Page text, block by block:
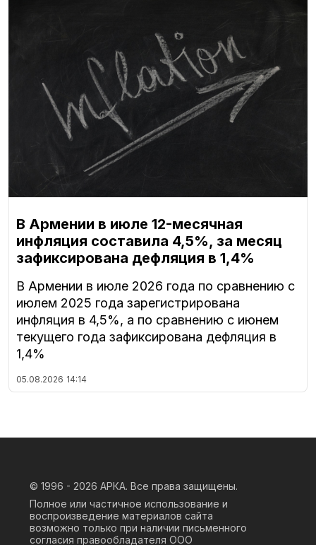
В Армении в июле 12-месячная
инфляция составила 4,5%, за месяц
зафиксирована дефляция в 1,4%
В Армении в июле 2026 года по сравнению с
июлем 2025 года зарегистрирована
инфляция в 4,5%, а по сравнению с июнем
текущего года зафиксирована дефляция в
1,4%
05.08.2026 14:14
© 1996 - 2026 АРКА. Все права защищены.
Полное или частичное использование и
воспроизведение материалов сайта
возможно только при наличии письменного
согласия правообладателя ООО